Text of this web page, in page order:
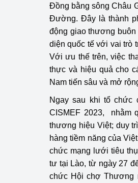
Đồng bằng sông Châu
​​Đường. Đây là thành
động giao thương buôn
diện quốc tế với vai trò
Với ưu thế trên, việc
thực và hiệu quả cho
Nam tiến sâu và mở
Ngay sau khi tổ chức
CISMEF 2023, nhằm
thương hiệu Việt; duy
hàng tiềm năng của
chức mạng lưới tiêu
tư tại Lào, từ ngày 27
chức Hội chợ Thương